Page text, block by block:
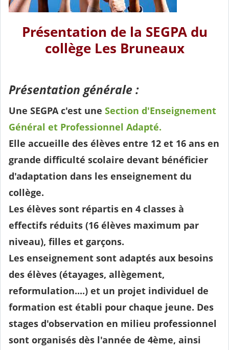
Présentation de la SEGPA du
collège Les Bruneaux
Présentation générale :
Une SEGPA c'est une Section d'Enseignement
Général et Professionnel Adapté.
Elle accueille des élèves entre 12 et 16 ans en
grande difficulté scolaire devant bénéficier
d'adaptation dans les enseignement du
collège.
Les élèves sont répartis en 4 classes à
effectifs réduits (16 élèves maximum par
niveau), filles et garçons.
Les enseignement sont adaptés aux besoins
des élèves (étayages, allègement,
reformulation....) et un projet individuel de
formation est établi pour chaque jeune. Des
stages d'observation en milieu professionnel
sont organisés dès l'année de 4ème, ainsi